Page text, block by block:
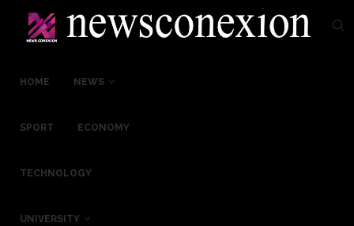
HOME NEWS
SPORT ECONOMY
TECHNOLOGY
UNIVERSITY